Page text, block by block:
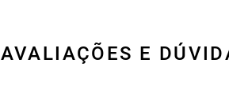
AVALIAÇÕES E